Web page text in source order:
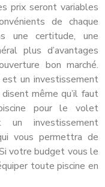
prix seront variables
de chaque
une certitude, une
plus d’avantages
bon marché.
est un investissement
même qu’il faut
pour le volet
un investissement
vous permettra de
votre budget vous le
toute piscine en